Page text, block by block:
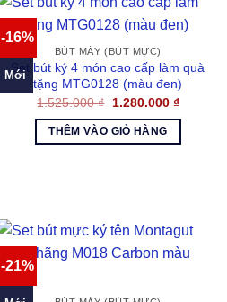
-16%
Mới
BÚT MÁY (BÚT MỰC)
Set bút ký 4 món cao cấp làm quà
tặng MTG0128 (màu đen)
1.525.000₫
Giá
là:
1.525.000 ₫.
1.280.000 ₫Giá
THÊM VÀO GIỎ HÀNG
-21%